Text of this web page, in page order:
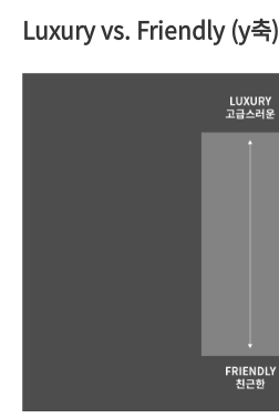
Luxury vs. Friendly (y축)